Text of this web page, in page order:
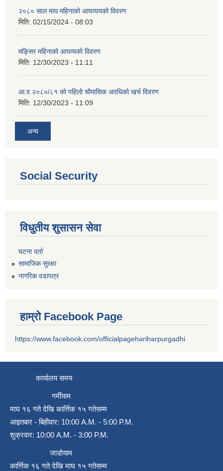
२०८० साल माघ महिनाको आयव्ययको विवरण
मिति: 02/15/2024 - 08:03
मङ्सिर महिनाको आयव्यको विवरण
मिति: 12/30/2023 - 11:11
आ.व.२०८०/८१ को पहिलो चौमासिक अवधिको खर्च विवरण
मिति: 12/30/2023 - 11:09
अन्य
Social Security
विधुतीय शुसासन सेवा
घटना दर्ता
सामाजिक सुरक्षा
नागरिक वडापत्र
हाम्रो Facebook Page
https://www.facebook.com/officialpagehariharpurgadhi
कार्यालय समय
गर्मीयाम
माघ १६ गते देखि कार्त्तिक १५ गतेसम्म
आइतबार - बिहीवार: 10:00 A.M. - 5:00 P.M.
शुक्रवार: 10:00 A.M. - 3:00 P.M.
जाडोयाम
कार्त्तिक १६ गते देखि माघ १५ गतेसम्म